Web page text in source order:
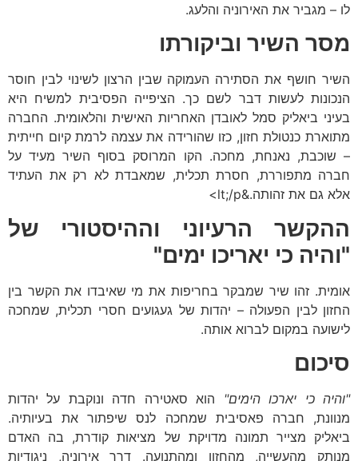
לו – מגביר את האירוניה והלעג.
מסר השיר וביקורתו
השיר חושף את הסתירה העמוקה שבין הרצון לשינוי לבין חוסר
הנכונות לעשות דבר לשם כך. הציפייה הפסיבית למשיח היא
בעיני ביאליק סמל לאובדן האחריות האישית והלאומית. החברה
מתוארת כנטולת חזון, כזו שהורידה את עצמה לרמת קיום חייתית
– שוכבת, נאנחת, מחכה. הקו המרוסק בסוף השיר מעיד על
חברה מתפוררת, חסרת תכלית, שמאבדת לא רק את העתיד
אלא גם את זהותה.&lt;/p>
ההקשר הרעיוני וההיסטורי של
"והיה כי יאריכו ימים"
אומית. זהו שיר שמבקר בחריפות את מי שאיבדו את הקשר בין
החזון לבין הפעולה – יהדות של געגועים חסרי תכלית, שמחכה
לישועה במקום לברוא אותה.
סיכום
"והיה כי יארכו הימים" הוא סאטירה חדה ונוקבת על יהדות
מנוונת, חברה פאסיבית שמחכה לנס שיפתור את בעיותיה.
ביאליק מצייר תמונה מדויקת של מציאות קודרת, בה האדם
מנותק מהעשייה, מהחזון ומהתנועה. דרך אירוניה, ניגודיות